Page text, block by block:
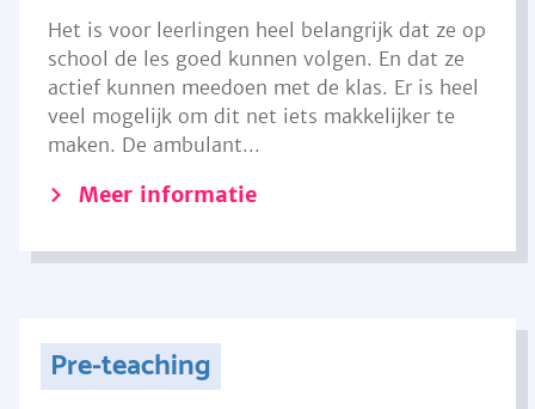
Het is voor leerlingen heel belangrijk dat ze op
school de les goed kunnen volgen. En dat ze
actief kunnen meedoen met de klas. Er is heel
veel mogelijk om dit net iets makkelijker te
maken. De ambulant...
Meer informatie
Pre-teaching